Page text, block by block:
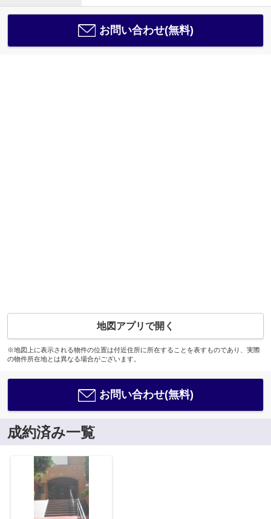
お問い合わせ(無料)
地図アプリで開く
※地図上に表示される物件の位置は付近住所に所在することを表すものであり、実際
の物件所在地とは異なる場合がございます。
お問い合わせ(無料)
成約済み一覧